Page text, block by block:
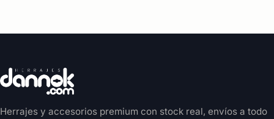
Herrajes y accesorios premium con stock real, envíos a todo